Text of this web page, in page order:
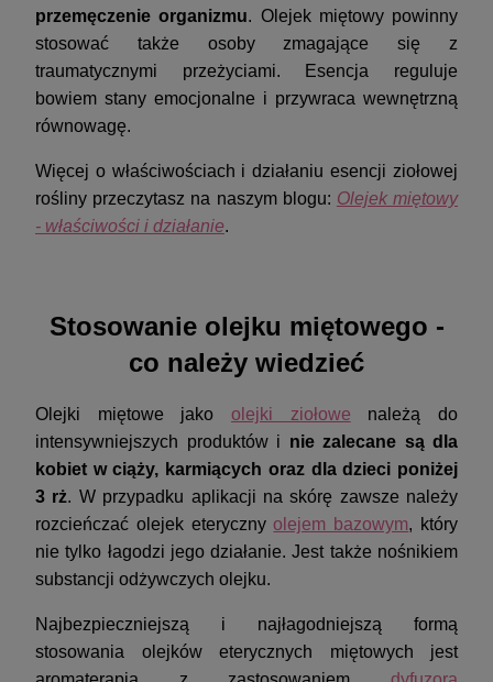
przemęczenie organizmu. Olejek miętowy powinny
stosować także osoby zmagające się z
traumatycznymi przeżyciami. Esencja reguluje
bowiem stany emocjonalne i przywraca wewnętrzną
równowagę.
Więcej o właściwościach i działaniu esencji ziołowej
rośliny przeczytasz na naszym blogu: Olejek miętowy
- właściwości i działanie.
Stosowanie olejku miętowego -
co należy wiedzieć
Olejki miętowe jako olejki ziołowe należą do
intensywniejszych produktów i nie zalecane są dla
kobiet w ciąży, karmiących oraz dla dzieci poniżej
3 rż. W przypadku aplikacji na skórę zawsze należy
rozcieńczać olejek eterycznyolejem bazowym, który
nie tylko łagodzi jego działanie. Jest także nośnikiem
substancji odżywczych olejku.
Najbezpieczniejszą i najłagodniejszą formą
stosowania olejków eterycznych miętowych jest